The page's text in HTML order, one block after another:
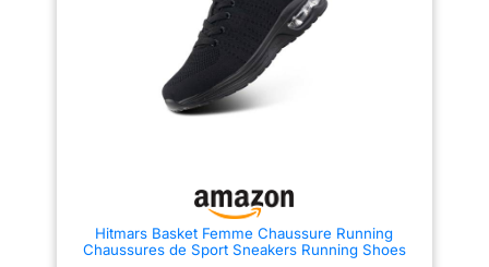
Hitmars Basket Femme Chaussure Running
Chaussures de Sport Sneakers Running Shoes